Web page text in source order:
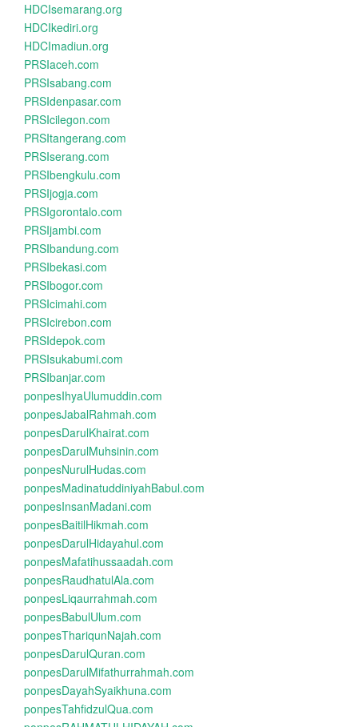
HDCIsemarang.org
HDCIkediri.org
HDCImadiun.org
PRSIaceh.com
PRSIsabang.com
PRSIdenpasar.com
PRSIcilegon.com
PRSItangerang.com
PRSIserang.com
PRSIbengkulu.com
PRSIjogja.com
PRSIgorontalo.com
PRSIjambi.com
PRSIbandung.com
PRSIbekasi.com
PRSIbogor.com
PRSIcimahi.com
PRSIcirebon.com
PRSIdepok.com
PRSIsukabumi.com
PRSIbanjar.com
ponpesIhyaUlumuddin.com
ponpesJabalRahmah.com
ponpesDarulKhairat.com
ponpesDarulMuhsinin.com
ponpesNurulHudas.com
ponpesMadinatuddiniyahBabul.com
ponpesInsanMadani.com
ponpesBaitilHikmah.com
ponpesDarulHidayahul.com
ponpesMafatihussaadah.com
ponpesRaudhatulAla.com
ponpesLiqaurrahmah.com
ponpesBabulUlum.com
ponpesThariqunNajah.com
ponpesDarulQuran.com
ponpesDarulMifathurrahmah.com
ponpesDayahSyaikhuna.com
ponpesTahfidzulQua.com